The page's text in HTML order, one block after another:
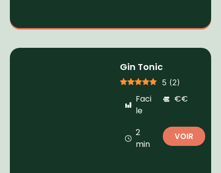
Gin Tonic
5 (2)
Faci
le
€€
2
min
VOIR